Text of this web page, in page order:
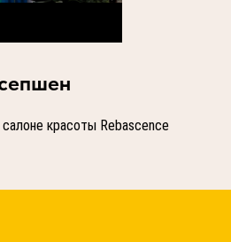
красоты Rebascence